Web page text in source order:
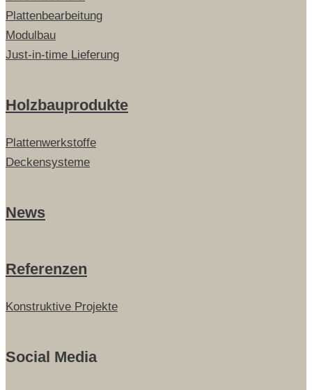
Plattenbearbeitung
Modulbau
Just-in-time Lieferung
Holzbauprodukte
Plattenwerkstoffe
Deckensysteme
News
Referenzen
Konstruktive Projekte
Social Media